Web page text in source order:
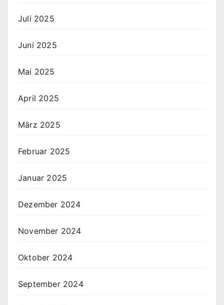
Juli 2025
Juni 2025
Mai 2025
April 2025
März 2025
Februar 2025
Januar 2025
Dezember 2024
November 2024
Oktober 2024
September 2024